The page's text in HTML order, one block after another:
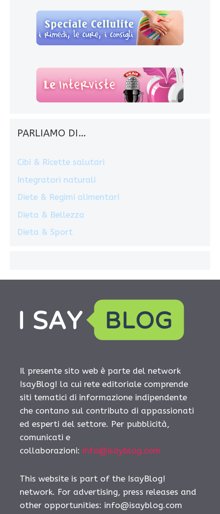
PARLIAMO DI…
Cibi & Ricette salutari
Integratori naturali
Diete & Regimi alimentari
Dieta & Bellezza
Dieta & Sport
Il presente sito web è parte del network
IsayBlog! la cui rete editoriale comprende
siti tematici di informazione indipendente
che contano sul contributo di appassionati
ed esperti del settore. Per pubblicità,
comunicati e
collaborazioni: info@isayblog.com
This website is part of the IsayBlog!
network. For advertising, press releases and
other opportunities: info@isayblog.com